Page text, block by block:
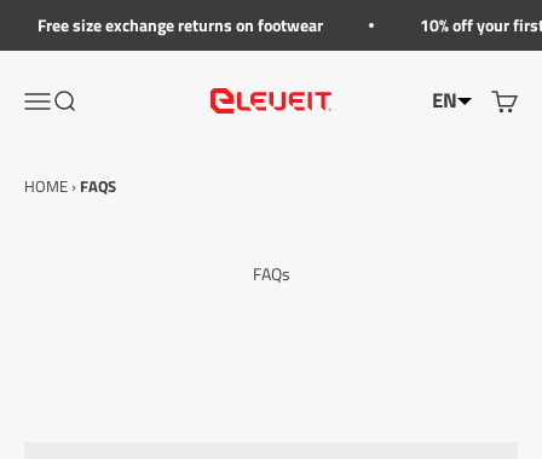
Free size exchange returns on footwear 10% off your
Open the navigation menu
Show the search menuEleveit EN Show
HOME › FAQS
FAQs